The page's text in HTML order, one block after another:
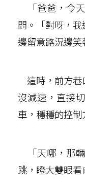
「爸爸，今
問。「對呀，
邊留意路況邊笑
這時，前方巷
沒減速，直接
車，穩穩的控制
「天哪，那
跳，瞪大雙眼看